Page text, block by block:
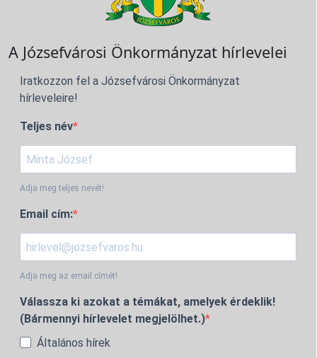
A Józsefvárosi Önkormányzat hírlevelei
Iratkozzon fel a Józsefvárosi Önkormányzat
hírleveleire!
Teljes név
Adja meg teljes nevét!
Email cím:
Adja meg az email címét!
Válassza ki azokat a témákat, amelyek érdeklik!
(Bármennyi hírlevelet megjelölhet.)
Általános hírek